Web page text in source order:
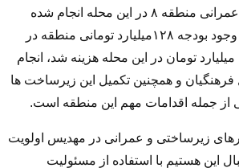
که ببیشترین اقدامات عمرانی منطقه ۸ در این محله انجام شده
است به گونه ای که با وجود بودجه ۱۲۸میلیارد تومانی منطقه در
سال ۱۴۰۰ بیش از ۶۰ میلیارد تومان در این محله هزینه شد، انجام
و همچنین تکمیل این زیرساخت ها
از جمله اقدامات مهم این منطقه است.
زیرساختی و عمرانی در مهدیس اولویت
این هستیم با استفاده از مسئولیت